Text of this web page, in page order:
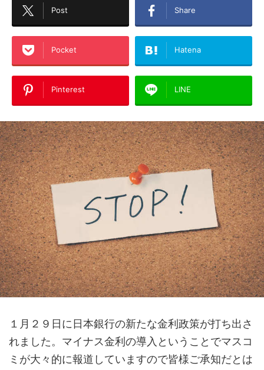
Post Share
Pocket Hatena
Pinterest LINE
１月２９日に日本銀行の新たな金利政策が打ち出さ
れました。マイナス金利の導入ということでマスコ
ミが大々的に報道していますので皆様ご承知だとは